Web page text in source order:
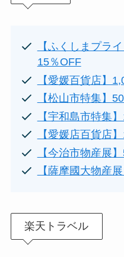
【ふくしまプラ
15％OFF
【愛媛百貨店】
【松山市特集】
【宇和島市特集
【愛媛店百貨店
【今治市物産展
【薩摩國大物産
楽天トラベル